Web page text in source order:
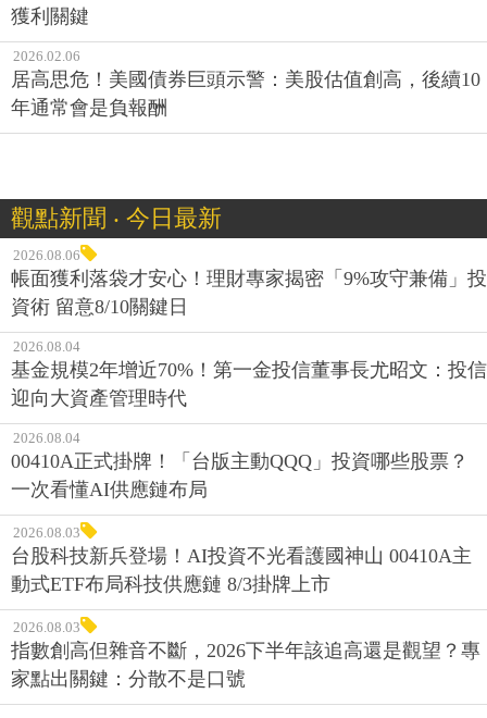
獲利關鍵
2026.02.06
居高思危！美國債券巨頭示警：美股估值創高，後續10
年通常會是負報酬
觀點新聞 ‧ 今日最新
2026.08.06
帳面獲利落袋才安心！理財專家揭密「9%攻守兼備」投
資術 留意8/10關鍵日
2026.08.04
基金規模2年增近70%！第一金投信董事長尤昭文：投信
迎向大資產管理時代
2026.08.04
00410A正式掛牌！「台版主動QQQ」投資哪些股票？
一次看懂AI供應鏈布局
2026.08.03
台股科技新兵登場！AI投資不光看護國神山 00410A主
動式ETF布局科技供應鏈 8/3掛牌上市
2026.08.03
指數創高但雜音不斷，2026下半年該追高還是觀望？專
家點出關鍵：分散不是口號